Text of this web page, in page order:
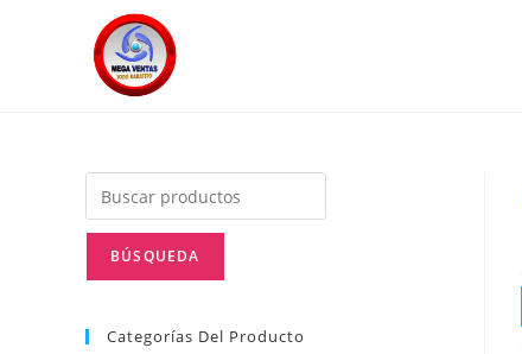
Categorías Del Producto